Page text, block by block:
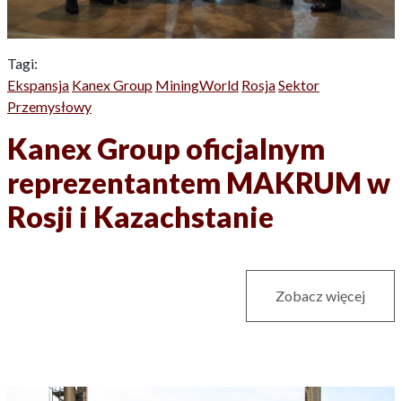
Tagi:
Ekspansja Kanex Group MiningWorld RosjaSektor
Przemysłowy
Kanex Group oficjalnym
reprezentantem MAKRUM w
Rosji i Kazachstanie
Zobacz więcej